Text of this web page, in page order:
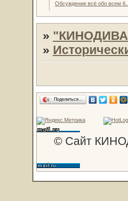
Обсуждение всё обо всем 6...
»
»
Поделиться…
© Сайт